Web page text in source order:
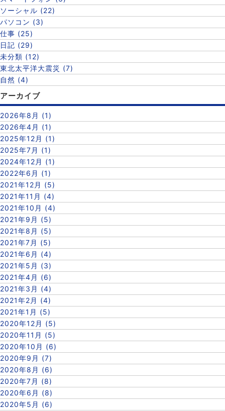
ソーシャル (22)
パソコン (3)
仕事 (25)
日記 (29)
未分類 (12)
東北太平洋大震災 (7)
自然 (4)
アーカイブ
2026年8月 (1)
2026年4月 (1)
2025年12月 (1)
2025年7月 (1)
2024年12月 (1)
2022年6月 (1)
2021年12月 (5)
2021年11月 (4)
2021年10月 (4)
2021年9月 (5)
2021年8月 (5)
2021年7月 (5)
2021年6月 (4)
2021年5月 (3)
2021年4月 (6)
2021年3月 (4)
2021年2月 (4)
2021年1月 (5)
2020年12月 (5)
2020年11月 (5)
2020年10月 (6)
2020年9月 (7)
2020年8月 (6)
2020年7月 (8)
2020年6月 (8)
2020年5月 (6)